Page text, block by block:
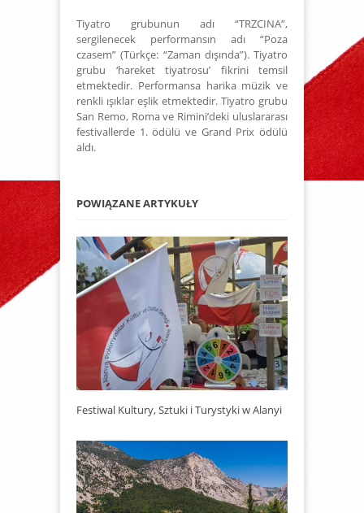
Tiyatro grubunun adı “TRZCINA”,
sergilenecek performansın adı “Poza
czasem” (Türkçe: “Zaman dışında”). Tiyatro
grubu ‘hareket tiyatrosu’ fikrini temsil
etmektedir. Performansa harika müzik ve
renkli ışıklar eşlik etmektedir. Tiyatro grubu
San Remo, Roma ve Rimini’deki uluslararası
festivallerde 1. ödülü ve Grand Prix ödülü
aldı.
POWIĄZANE ARTYKUŁY
Festiwal Kultury, Sztuki i Turystyki w Alanyi